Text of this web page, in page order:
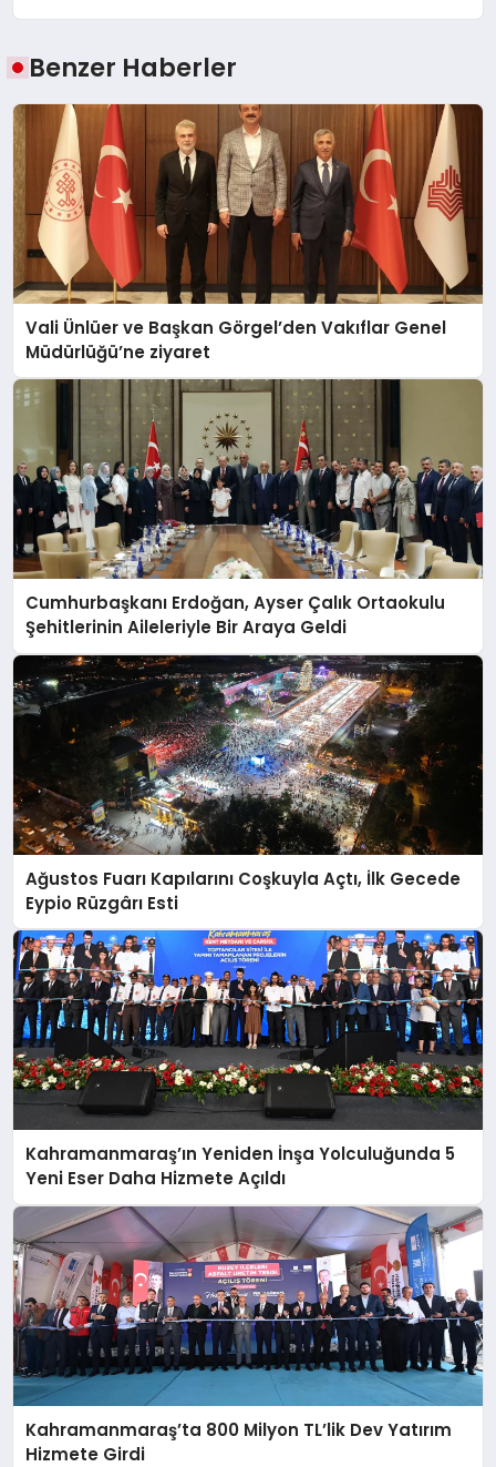
Benzer Haberler
Vali Ünlüer ve Başkan Görgel’den Vakıflar Genel
Müdürlüğü’ne ziyaret
Cumhurbaşkanı Erdoğan, Ayser Çalık Ortaokulu
Şehitlerinin Aileleriyle Bir Araya Geldi
Ağustos Fuarı Kapılarını Coşkuyla Açtı, İlk Gecede
Eypio Rüzgârı Esti
Kahramanmaraş’ın Yeniden İnşa Yolculuğunda 5
Yeni Eser Daha Hizmete Açıldı
Kahramanmaraş’ta 800 Milyon TL’lik Dev Yatırım
Hizmete Girdi